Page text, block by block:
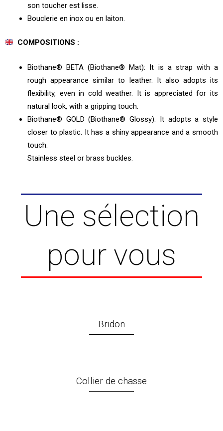
son toucher est lisse.
Bouclerie en inox ou en laiton.
COMPOSITIONS :
Biothane® BETA (Biothane® Mat): It is a strap with a
rough appearance similar to leather. It also adopts its
flexibility, even in cold weather. It is appreciated for its
natural look, with a gripping touch.
Biothane® GOLD (Biothane® Glossy): It adopts a style
closer to plastic. It has a shiny appearance and a smooth
touch.
Stainless steel or brass buckles.
Une sélection
pour vous
Bridon
Collier de chasse